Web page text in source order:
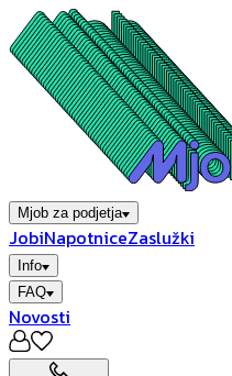
Mjob za podjetja
JobiNapotniceZaslužki
Info
FAQ
Novosti